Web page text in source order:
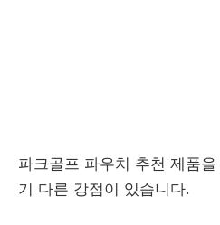
파크골프 파우치 추천 제품
기 다른 강점이 있습니다.